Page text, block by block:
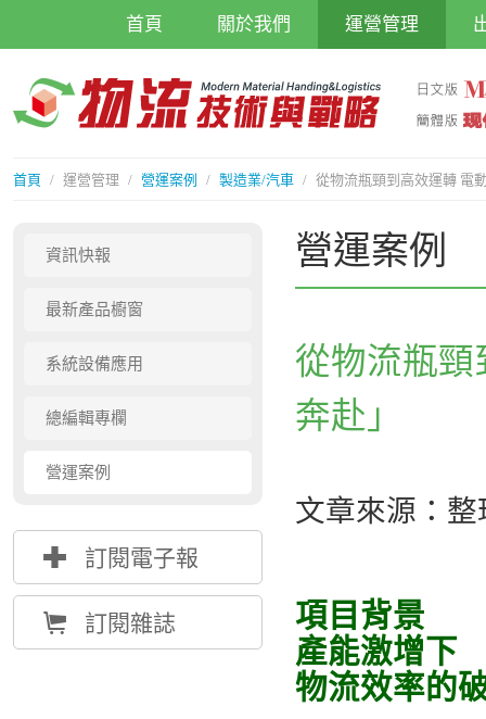
首頁 關於我們 運營管理
首頁 / 運營管理 / 營運案例 / 製造業/汽車 / 從物流瓶頸到高效運轉 電
資訊快報
最新產品櫥窗
系統設備應用
總編輯專欄
營運案例
{ 訂閱電子報
Å 訂閱雜誌
營運案例
從物流瓶頸
奔赴」
文章來源：
項目背景
產能激增下
物流效率的